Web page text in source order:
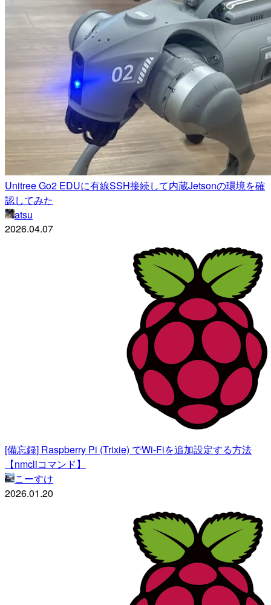
Unitree Go2 EDUに有線SSH接続して内蔵Jetsonの環境を確
認してみた
atsu
2026.04.07
[備忘録] Raspberry Pi (Trixie) でWi-Fiを追加設定する方法
【nmcliコマンド】
こーすけ
2026.01.20